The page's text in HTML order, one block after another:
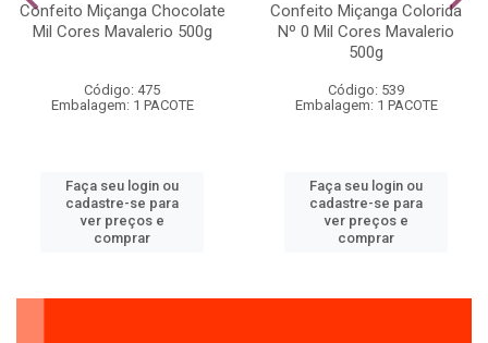
Confeito Miçanga Chocolate
Mil Cores Mavalerio 500g
Código: 475
Embalagem: 1 PACOTE
Faça seu login ou
cadastre-se para
ver preços e
comprar
Confeito Miçanga Colorida
Nº 0 Mil Cores Mavalerio
500g
Código: 539
Embalagem: 1 PACOTE
Faça seu login ou
cadastre-se para
ver preços e
comprar